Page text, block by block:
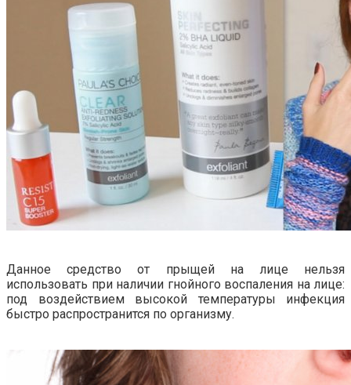
Данное средство от прыщей на лице нельзя
использовать при наличии гнойного воспаления на лице:
под воздействием высокой температуры инфекция
быстро распространится по организму.